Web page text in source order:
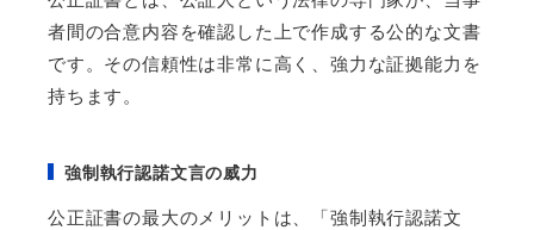
者間の合意内容を確認した上で作成する公的な文書
です。その信頼性は非常に高く、強力な証拠能力を
持ちます。
強制執行認諾文言の威力
公正証書の最大のメリットは、「強制執行認諾文